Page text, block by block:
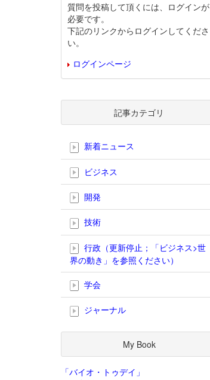
質問を投稿して頂くには、ログインが
必要です。
下記のリンクからログインしてくださ
い。
ログインページ
記事カテゴリ
新着ニュース
ビジネス
開発
技術
行政（更新停止；「ビジネス>世
界の動き」を参照ください）
学会
ジャーナル
My Book
「バイオ・トゥデイ」